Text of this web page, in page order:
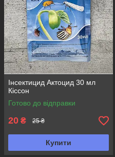
Інсектицид Актоцид 30 мл
Кіссон
Готово до відправки
20 ₴ 25 ₴
Купити